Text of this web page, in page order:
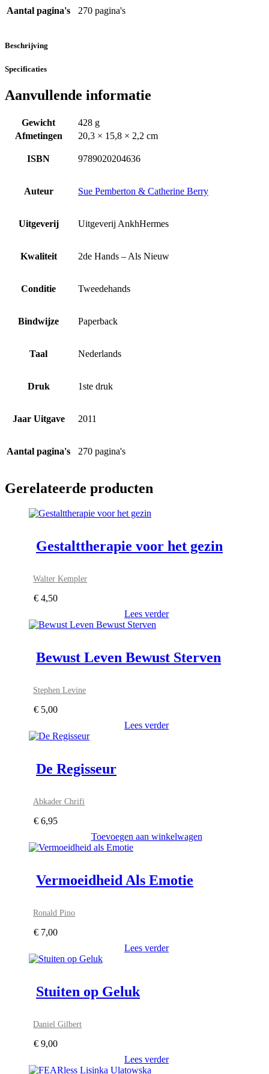
Aantal pagina's 270 pagina's
Beschrijving
Specificaties
Aanvullende informatie
Gewicht
428 g
Afmetingen
20,3 × 15,8 × 2,2 cm
ISBN 9789020204636
Auteur Sue Pemberton & Catherine Berry
Uitgeverij Uitgeverij AnkhHermes
Kwaliteit 2de Hands – Als Nieuw
Conditie Tweedehands
Bindwijze Paperback
Taal Nederlands
Druk 1ste druk
Jaar Uitgave 2011
Aantal pagina's 270 pagina's
Gerelateerde producten
Gestalttherapie voor het gezin
Walter Kempler
€ 4,50
Lees verder
Bewust Leven Bewust Sterven
Stephen Levine
€ 5,00
Lees verder
De Regisseur
Abkader Chrifi
€ 6,95
Toevoegen aan winkelwagen
Vermoeidheid Als Emotie
Ronald Pino
€ 7,00
Lees verder
Stuiten op Geluk
Daniel Gilbert
€ 9,00
Lees verder